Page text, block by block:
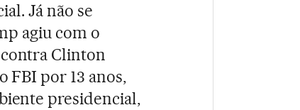
Já não se
agiu com o
Clinton
FBI por 13 anos,
presidencial,